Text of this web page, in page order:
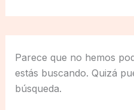
Parece que no hemos
estás buscando. Quizá
búsqueda.